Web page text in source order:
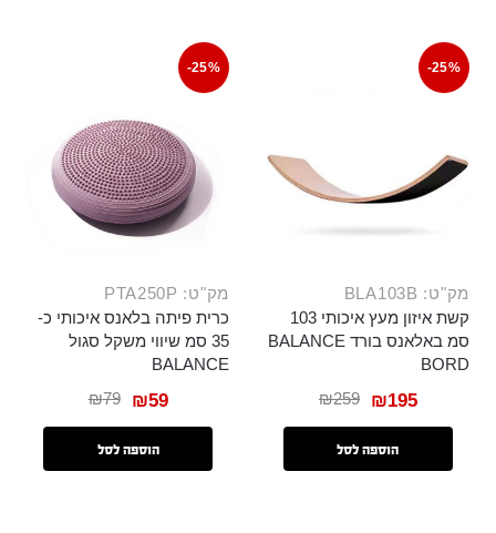
-25%
מק"ט: BLA103B
קשת איזון מעץ איכותי 103
סמ באלאנס בורד BALANCE
BORD
₪259 ₪195
הוספה לסל
-25%
מק"ט: PTA250P
כרית פיתה בלאנס איכותי כ-
35 סמ שיווי משקל סגול
BALANCE
₪79 ₪59
הוספה לסל